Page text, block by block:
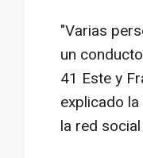
"Varias
un
41 Este y
explicado
la red social